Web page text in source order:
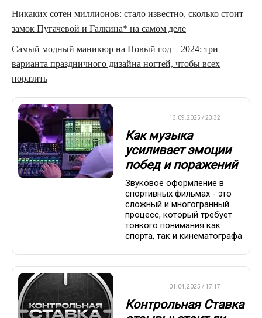
Никаких сотен миллионов: стало известно, сколько стоит
замок Пугачевой и Галкина* на самом деле
Самый модный маникюр на Новый год – 2024: три
варианта праздничного дизайна ногтей, чтобы всех
поразить
13.09.2025 / 23:32
Как музыка
усиливает эмоции
побед и поражений
Звуковое оформление в
спортивных фильмах - это
сложный и многогранный
процесс, который требует
тонкого понимания как
спорта, так и кинематографа
01.04.2025 / 17:17
Контрольная Ставка